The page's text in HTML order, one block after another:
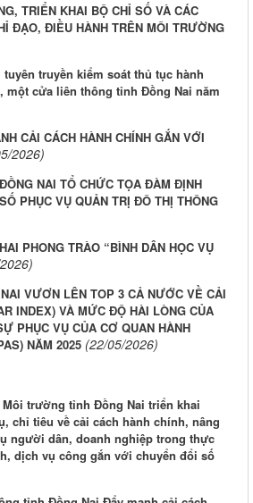
TRIỂN KHAI BỘ CHỈ SỐ VÀ CÁC
ĐẠO, ĐIỀU HÀNH TRÊN MÔI TRƯỜNG
truyền kiểm soát thủ tục hành
một cửa liên thông tỉnh Đồng Nai năm
CẢI CÁCH HÀNH CHÍNH GẮN VỚI
2026)
NAI TỔ CHỨC TỌA ĐÀM ĐỊNH
PHỤC VỤ QUẢN TRỊ ĐÔ THỊ THÔNG
PHONG TRÀO “BÌNH DÂN HỌC VỤ
VƯƠN LÊN TOP 3 CẢ NƯỚC VỀ CẢI
INDEX) VÀ MỨC ĐỘ HÀI LÒNG CỦA
PHỤC VỤ CỦA CƠ QUAN HÀNH
NĂM 2025 (22/05/2026)
trường tỉnh Đồng Nai triển khai
chỉ tiêu về cải cách hành chính, nâng
người dân, doanh nghiệp trong thực
dịch vụ công gắn với chuyển đổi số